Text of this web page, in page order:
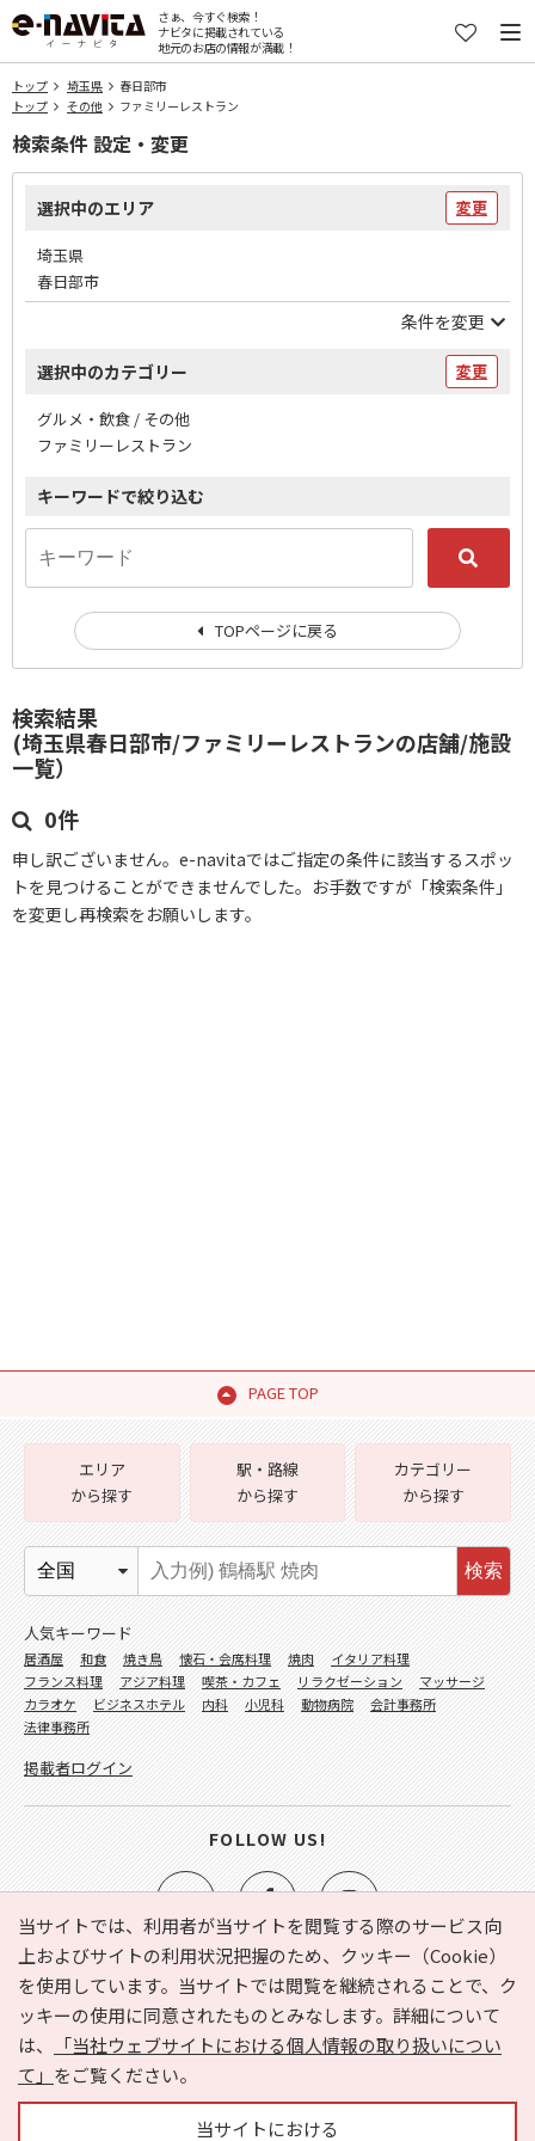
さぁ、今すぐ検索！
ナビタに掲載されている
地元のお店の情報が満載！
トップ 埼玉県
春日部市
トップ
その他 ファミリーレストラン
検索結果
(埼玉県春日部市/ファミリーレストランの店舗/施設
一覧）
0件
申し訳ございません。e-navitaではご指定の条件に該当するスポッ
トを見つけることができませんでした。お手数ですが「検索条件」
を変更し再検索をお願いします。
検索条件 設定・変更
選択中のエリア 変更
埼玉県
春日部市
条件を変更
選択中のカテゴリー 変更
グルメ・飲食 / その他
ファミリーレストラン
キーワードで絞り込む
TOPページに戻る
PAGE TOP
当サイトでは、利用者が当サイトを閲覧する際のサービス向
上およびサイトの利用状況把握のため、クッキー（Cookie）
を使用しています。当サイトでは閲覧を継続されることで、ク
ッキーの使用に同意されたものとみなします。詳細について
は、
「当社ウェブサイトにおける個人情報の取り扱いについ
て」 をご覧ください。
当サイトにおける
e-NAVITA（イーナビタ）とは？ お気に入り
ヘルプ
利用規約
個人情報の取り扱いについて
運営会社
サイトマップ
広告掲載に関するお問い合わせ
エリア
から探す
駅・路線
から探す
カテゴリー
から探す
検索
人気キーワード
居酒屋 和食 焼き鳥 懐石・会席料理 焼肉
イタリア料理
フランス料理
アジア料理 喫茶・カフェ リラクゼーション
マッサージ
カラオケ
ビジネスホテル 内科 小児科 動物病院
会計事務所
法律事務所
掲載者ログイン
FOLLOW US!